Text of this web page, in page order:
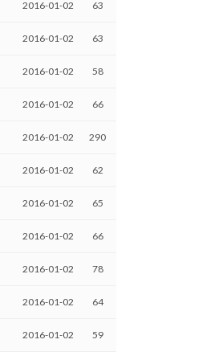
2016-01-02 63
2016-01-02 63
2016-01-02 58
2016-01-02 66
2016-01-02 290
2016-01-02 62
2016-01-02 65
2016-01-02 66
2016-01-02 78
2016-01-02 64
2016-01-02 59